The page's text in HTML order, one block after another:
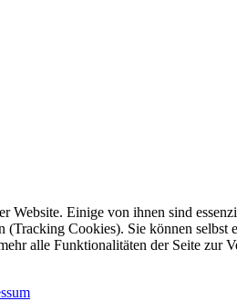
Website. Einige von ihnen sind
(Tracking Cookies). Sie können selbst
alle Funktionalitäten der Seite zur